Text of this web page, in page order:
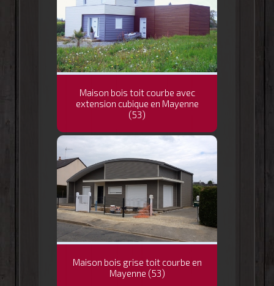
Maison bois toit courbe avec
extension cubique en Mayenne
(53)
Maison bois grise toit courbe en
Mayenne (53)